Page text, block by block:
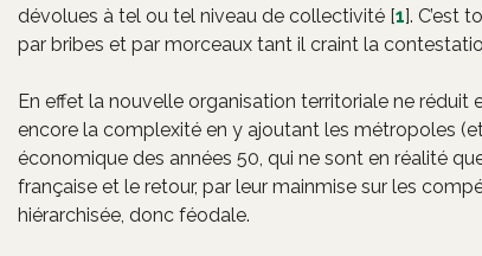
dévolues à tel ou tel niveau de collectivité [1]. C’est
par bribes et par morceaux tant il craint la
En effet la nouvelle organisation territoriale ne réduit
encore la complexité en y ajoutant les métropoles
économique des années 50, qui ne sont en réalité
française et le retour, par leur mainmise sur les
hiérarchisée, donc féodale.